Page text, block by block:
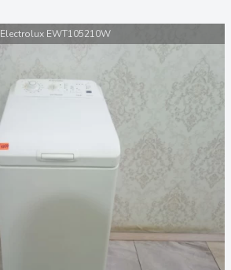
Electrolux EWT105210W